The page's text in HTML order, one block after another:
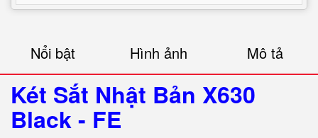
Nổi bật Hình ảnh Mô tả
Két Sắt Nhật Bản X630
Black - FE